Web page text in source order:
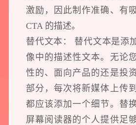
激励，因此制作准确、有
CTA 的描述。
替代文本： 替代文本是添
像中的描述性文本。无论
性的、面向产品的还是投
部分，每次将新媒体上传
都应该添加一个细节。替
屏幕阅读器的个人提供足